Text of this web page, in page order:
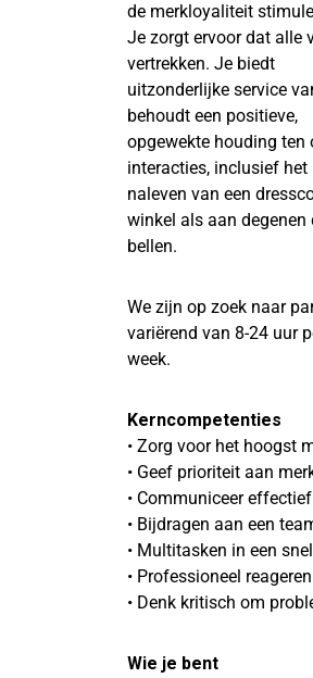
de merkloyaliteit
Je zorgt ervoor dat alle
vertrekken. Je biedt
uitzonderlijke service
behoudt een positieve,
opgewekte houding ten
interacties, inclusief het
naleven van een
winkel als aan degenen
bellen.
We zijn op zoek naar
variërend van 8-24 uur
week.
Kerncompetenties
• Zorg voor het hoogst
• Geef prioriteit aan
• Communiceer
• Bijdragen aan een
• Multitasken in een
• Professioneel
• Denk kritisch om
Wie je bent